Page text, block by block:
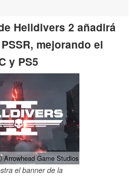
Helldivers 2 añadirá
mejorando el
y PS5
Game Studios
el banner de la